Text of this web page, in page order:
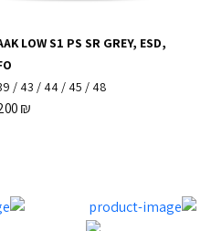
LOW S1 PS SR GREY, ESD,
/ 43 / 44 / 45 / 48
₪